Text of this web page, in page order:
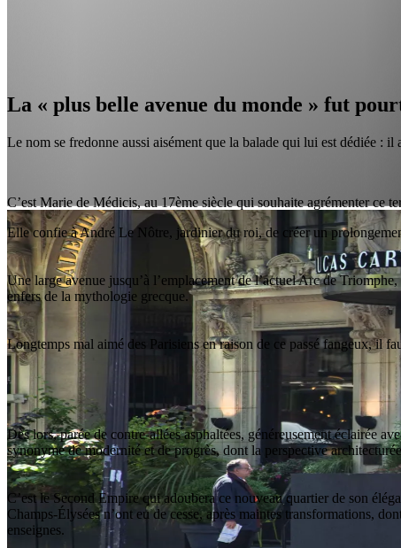
La « plus belle avenue du monde » fut
Le nom se fredonne aussi aisément que la balade qui lui est dédiée :
C’est Marie de Médicis, au 17ème siècle qui souhaite agrémenter ce
Elle confie à André Le Nôtre, jardinier du roi, de créer un
Une large avenue jusqu’à l’emplacement de l’actuel Arc de
enfers de la mythologie grecque.
Longtemps mal aimé des Parisiens en raison de ce passé fangeux, il
Dès lors, parée de contre-allées asphaltées, généreusement éclairée
synonyme de modernité et de progrès, dont la perspective
C’est le Second Empire qui adoubera ce nouveau quartier de son
Champs-Élysées n’ont eu de cesse, après maintes transformations,
enseignes.